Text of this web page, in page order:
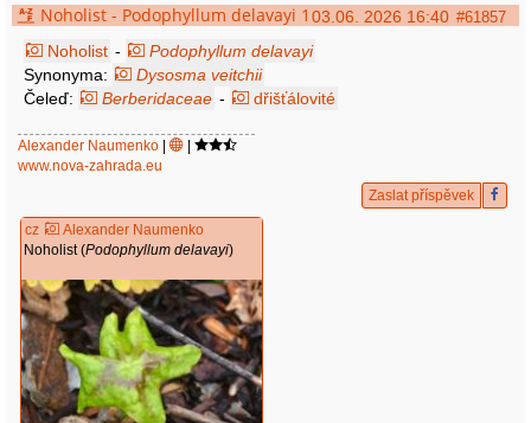
03.06. 2026 16:40 #61857
Noholist - Podophyllum delavayi 1
Noholist -
Podophyllum delavayi
Synonyma:
Dysosma veitchii
Čeleď:
Berberidaceae - dřišťálovité
Alexander Naumenko
www.nova-zahrada.eu
Zaslat příspěvek
cz
Alexander Naumenko
Noholist (Podophyllum delavayi)